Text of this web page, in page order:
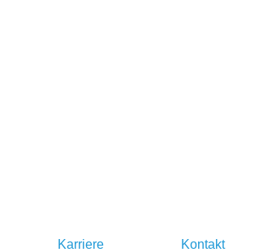
Karriere Kontakt